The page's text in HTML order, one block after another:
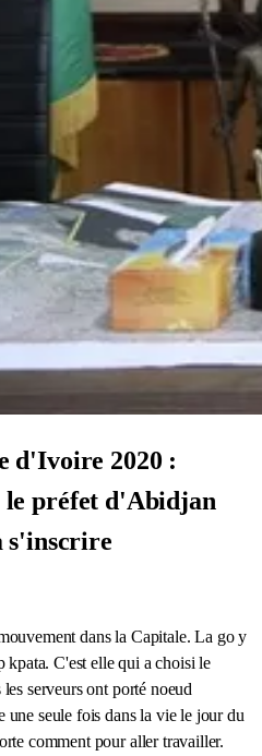
d'Ivoire 2020 :
préfet d'Abidjan
s'inscrire
dans la Capitale. La go y
kpata. C'est elle qui a choisi le
serveurs ont porté noeud
seule fois dans la vie le jour du
comment pour aller travailler.